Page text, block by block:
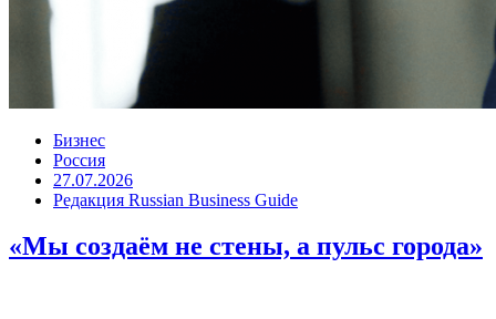
Бизнес
Россия
27.07.2026
Редакция Russian Business Guide
«Мы создаём не стены, а пульс города»